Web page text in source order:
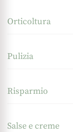
Orticoltura
Pulizia
Risparmio
Salse e creme